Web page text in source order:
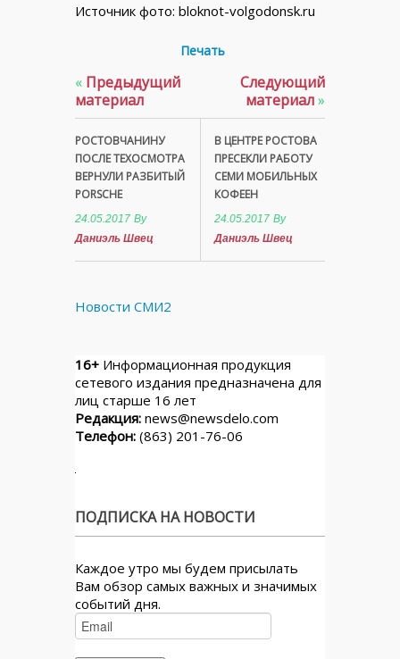
Источник фото: bloknot-volgodonsk.ru
Печать
« Предыдущий
материал
РОСТОВЧАНИНУ
ПОСЛЕ ТЕХОСМОТРА
ВЕРНУЛИ РАЗБИТЫЙ
PORSCHE
24.05.2017 By
Даниэль Швец
Следующий
материал»
В ЦЕНТРЕ РОСТОВА
ПРЕСЕКЛИ РАБОТУ
СЕМИ МОБИЛЬНЫХ
КОФЕЕН
24.05.2017 By
Даниэль Швец
Новости СМИ2
16+ Информационная продукция
сетевого издания предназначена для
лиц старше 16 лет
Редакция: news@newsdelo.com
Телефон: (863) 201-76-06
ПОДПИСКА НА НОВОСТИ
Каждое утро мы будем присылать
Вам обзор самых важных и значимых
событий дня.